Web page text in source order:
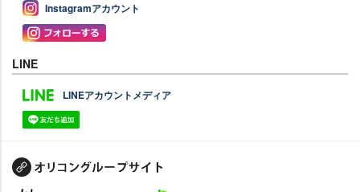
Instagramアカウント
LINE
LINEアカウントメディア